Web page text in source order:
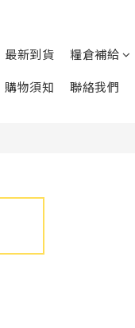
最新到貨 糧倉補給
購物須知
聯絡我們